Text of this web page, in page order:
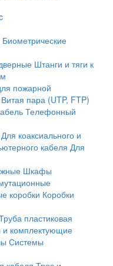
Биометрические
Штанги и тяги к
пожарной
Витая пара (UTP, FTP)
Телефонный
Для коаксиального и
кабеля Для
Шкафы
коробки Коробки
пластиковая
и комплектующие
Системы